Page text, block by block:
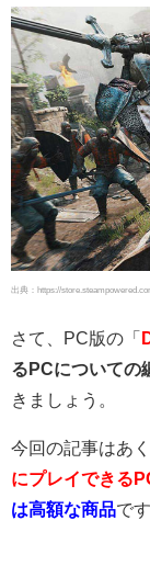
出典：https://
さて、PC版の「
るPCについての
きましょう。
今回の記事はあく
にプレイできる
は高額な商品です